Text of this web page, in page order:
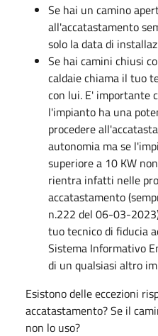
Se hai un camino
all'accatastamento
solo la data di
Se hai camini chiusi
caldaie chiama il tuo
con lui. E' importante
l'impianto ha una
procedere
autonomia ma se
superiore a 10 KW
rientra infatti nelle
accatastamento
n.222 del 06-03-
tuo tecnico di fiducia
Sistema Informativo
di un qualsiasi altro
Esistono delle eccezioni
accatastamento? Se il
non lo uso?